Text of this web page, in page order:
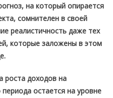
на который опирается
сомнителен в своей
реалистичность даже тех
которые заложены в этом
роста доходов на
остается на уровне